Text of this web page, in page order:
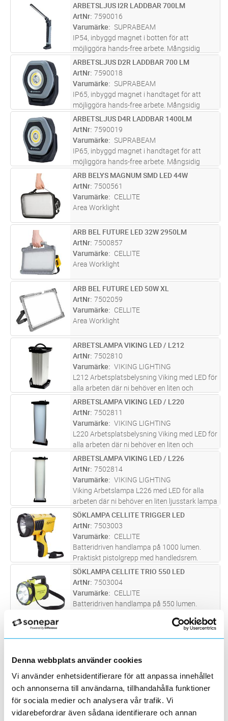
Denna webbplats använder cookies
Vi använder enhetsidentifierare för att anpassa innehållet
och annonserna till användarna, tillhandahålla funktioner
för sociala medier och analysera vår trafik. Vi
vidarebefordrar även sådana identifierare och annan
ST Lägg i kundvagn
ARBETSLJUS I2R LADDBAR 700LM
ArtNr 7590016
Varumärke
SUPRABEAM
IP54, inbyggd magnet i botten för att
möjliggöra hands-free arbete. Mångsidig
arbetslampa som kan vikas och roteras i 180
grader. Lampan kan dimmas från 700 lm till
60 lm. I2r är försedd med en infäl
ST Lägg i kundvagn
ARBETSLJUS D2R LADDBAR 700 LM
ArtNr 7590018
Varumärke
SUPRABEAM
IP65, inbyggd magnet i handtaget för att
möjliggöra hands-free arbete. Mångsidig
arbetslampa som kan justeras 180 grader. Tre
ljuslägen 700lm/350lm/100lm samt punktljus
250lm. Lampan har 20 grader pu
ST Lägg i kundvagn
ARBETSLJUS D4R LADDBAR 1400LM
ArtNr 7590019
Varumärke
SUPRABEAM
IP65, inbyggd magnet i handtaget för att
möjliggöra hands-free arbete. Mångsidig
arbetslampa som kan justeras 180°. Tre
ljuslägen 1400lm/900lm/450lm samt
punktljus 400lm. Lampan har 20° punktljus
och...läs mer
ST Lägg i kundvagn
ARB BELYS MAGNUM SMD LED 44W
ArtNr 7500561
Varumärke
CELLITE
Area Worklight
ST Lägg i kundvagn
ARB BEL FUTURE LED 32W 2950LM
ArtNr 7500857
Varumärke
CELLITE
Area Worklight
ST Lägg i kundvagn
ARB BEL FUTURE LED 50W XL
ArtNr 7502059
Varumärke
CELLITE
Area Worklight
ST Lägg i kundvagn
ARBETSLAMPA VIKING LED / L212
ArtNr 7502810
Varumärke
VIKING LIGHTING
L212 Arbetsplatsbelysning Viking med LED för
alla arbeten där ni behöver en liten och
mycket tålig, ljusstark lampa 2600 lumen, färg
temperatur:4000°K, lystid 40,000 tim. IP54.
Produkten är återvinn ...läs mer
ST Lägg i kundvagn
ARBETSLAMPA VIKING LED / L220
ArtNr 7502811
Varumärke
VIKING LIGHTING
L220 Arbetsplatsbelysning Viking med LED för
alla arbeten där ni behöver en liten och
mycket tålig, ljusstark lampa 3300 lumen, färg
temperatur: 4000°K, lystid 40,000 tim. IP54.
Produkten är återvinn ...läs mer
ST Lägg i kundvagn
ARBETSLAMPA VIKING LED / L226
ArtNr 7502814
Varumärke
VIKING LIGHTING
Viking Arbetslampa L226 med LED för alla
arbeten där ni behöver en liten ljusstark lampa
4600 lumen, färg temperatur:4000°K, Lystid
40,000 tim. IP54, IK10. Produkten är
återvinningsbar.
ST Lägg i kundvagn
SÖKLAMPA CELLITE TRIGGER LED
ArtNr 7503003
Varumärke
CELLITE
Batteridriven handlampa på 1000 lumen.
Praktiskt pistolgrepp med handledsrem.
Belyser upp till 700 meter. Tre olika
effektlägen. 100% – 50% och Strobeljus.
Batteritid 2-15h. Laddning via USB.
ST Lägg i kundvagn
SÖKLAMPA CELLITE TRIO 550 LED
ArtNr 7503004
Varumärke
CELLITE
Batteridriven handlampa på 550 lumen.
praktiskt bärrem. Tre olika effektlägen. 100%
– 50% och Strobeljus. Batteritid 3-7h.
ArtNr 7503018
Workligt LED
ST Lägg i kundvagn
ARB BEL CELLITE GALAXY PRO
ArtNr
7503029
Varumärke CELLITE
Worklight battery